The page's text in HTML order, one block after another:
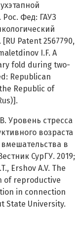
Фед: ГАУЗ
Patent 2567790,
I.F. A
fold during two-
Republican
Republic of
Уровень стресса
возраста
вмешательства в
СурГУ. 2019;
Ershov A.V. The
of reproductive
in connection
State University.